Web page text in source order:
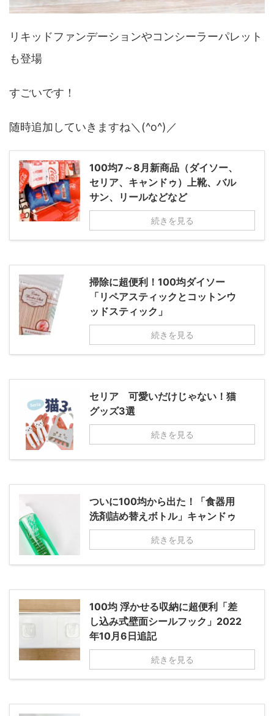
リキッドファンデーションやコンシーラーパレット
も登場
すごいです！
随時追加していきますね＼(^o^)／
100均7～8月新商品（ダイソー、
セリア、キャンドゥ）上靴、バル
サン、リールなどなど
続きを見る
掃除に超便利！100均ダイソー
「リペアスティックとコットンウ
ッドスティック」
続きを見る
セリア 可愛いだけじゃない！猫
グッズ3選
続きを見る
ついに100均から出た！「食器用
洗剤詰め替えボトル」キャンドゥ
続きを見る
100均 浮かせる収納に超便利「差
し込み式壁面シールフック」2022
年10月6日追記
続きを見る